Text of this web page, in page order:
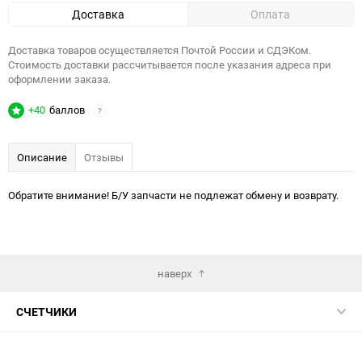
Доставка Оплата
Доставка товаров осуществляется Почтой России и СДЭКом.
Стоимость доставки рассчитывается после указания адреса при
оформлении заказа.
+40 баллов ?
Описание Отзывы
Обратите внимание! Б/У запчасти не подлежат обмену и возврату.
наверх
СЧЕТЧИКИ